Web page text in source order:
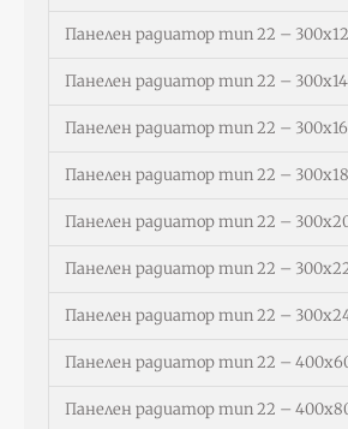
Панелен радиатор тип 22 –
Панелен радиатор тип 22 –
Панелен радиатор тип 22 –
Панелен радиатор тип 22 –
Панелен радиатор тип 22 –
Панелен радиатор тип 22 –
Панелен радиатор тип 22 –
Панелен радиатор тип 22 –
Панелен радиатор тип 22 –